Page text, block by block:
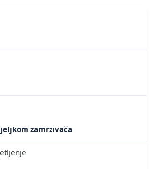
zamrzivača